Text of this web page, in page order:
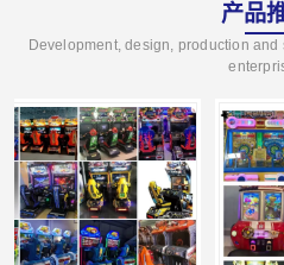
产品
Development, design, production